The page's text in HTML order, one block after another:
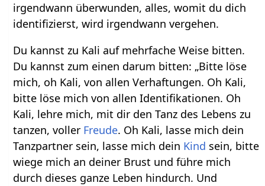
irgendwann überwunden, alles, womit du dich
identifizierst, wird irgendwann vergehen.
Du kannst zu Kali auf mehrfache Weise bitten.
Du kannst zum einen darum bitten: „Bitte löse
mich, oh Kali, von allen Verhaftungen. Oh Kali,
bitte löse mich von allen Identifikationen. Oh
Kali, lehre mich, mit dir den Tanz des Lebens zu
tanzen, voller Freude. Oh Kali, lasse mich dein
Tanzpartner sein, lasse mich dein Kind sein, bitte
wiege mich an deiner Brust und führe mich
durch dieses ganze Leben hindurch. Und